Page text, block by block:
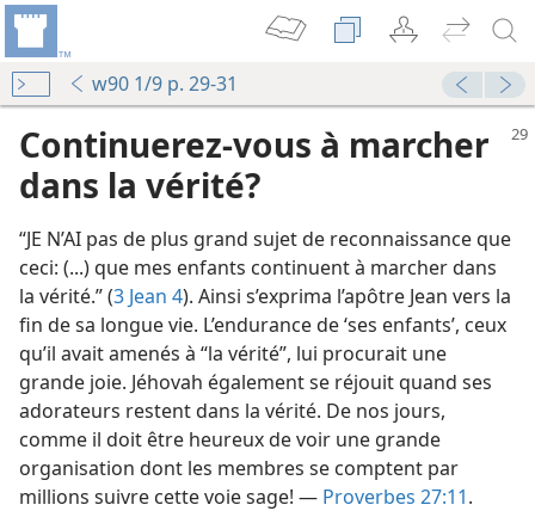
w90 1/9 p. 29-31
Continuerez-​vous à marcher
dans la vérité?
“JE N’AI pas de plus grand sujet de reconnaissance que
ceci: (...) que mes enfants continuent à marcher dans
la vérité.” (3 Jean 4). Ainsi s’exprima l’apôtre Jean vers la
fin de sa longue vie. L’endurance de ‘ses enfants’, ceux
qu’il avait amenés à “la vérité”, lui procurait une
grande joie. Jéhovah également se réjouit quand ses
adorateurs restent dans la vérité. De nos jours,
comme il doit être heureux de voir une grande
organisation dont les membres se comptent par
millions suivre cette voie sage! — Proverbes 27:11.